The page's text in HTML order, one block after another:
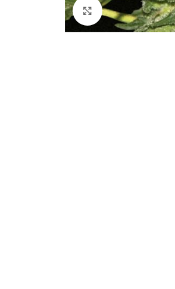
Clicca per ingrandire